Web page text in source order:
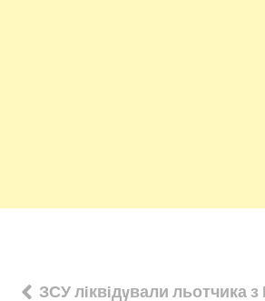
ЗСУ лiквiдyвали льотчика з